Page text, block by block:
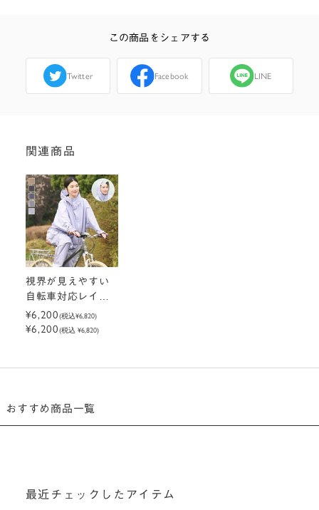
この商品をシェアする
Twitter Facebook LINE
関連商品
視界が見えやすい
自転車対応レイン
コート
¥6,200(税込¥6,820)
¥6,200(税込 ¥6,820)
おすすめ商品一覧
最近チェックしたアイテム